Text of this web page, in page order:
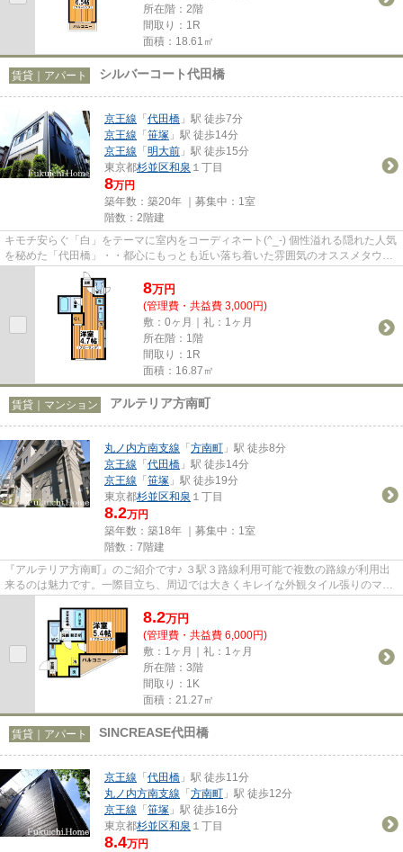
所在階：2階
間取り：1R
面積：18.61㎡
賃貸｜アパート シルバーコート代田橋
京王線 「代田橋 」駅 徒歩7分
京王線 「笹塚 」駅 徒歩14分
京王線 「明大前 」駅 徒歩15分
東京都杉並区和泉 １丁目
8万円
築年数：築20年 ｜募集中： 1室
階数：2階建
キモチ安らぐ「白」をテーマに室内をコーディネート(^_-) 個性溢れる隠れた人気
を秘めた「代田橋」・・都心にもっとも近い落ち着いた雰囲気のオススメタウン
(^^)各駅停車ですが急行停...
8万円
(管理費・共益費 3,000円)
敷：0ヶ月｜礼：1ヶ月
所在階：1階
間取り：1R
面積：16.87㎡
賃貸｜マンション アルテリア方南町
丸ノ内方南支線 「方南町 」駅 徒歩8分
京王線 「代田橋 」駅 徒歩14分
京王線 「笹塚 」駅 徒歩19分
東京都杉並区和泉 １丁目
8.2万円
築年数：築18年 ｜募集中： 1室
階数：7階建
『アルテリア方南町』のご紹介です♪ ３駅３路線利用可能で複数の路線が利用出
来るのは魅力です。一際目立ち、周辺では大きくキレイな外観タイル張りのマン
ション。ほぼ満室稼働で人気...
8.2万円
(管理費・共益費 6,000円)
敷：1ヶ月｜礼：1ヶ月
所在階：3階
間取り：1K
面積：21.27㎡
賃貸｜アパート SINCREASE代田橋
京王線 「代田橋 」駅 徒歩11分
丸ノ内方南支線 「方南町 」駅 徒歩12分
京王線 「笹塚 」駅 徒歩16分
東京都杉並区和泉 １丁目
8.4万円